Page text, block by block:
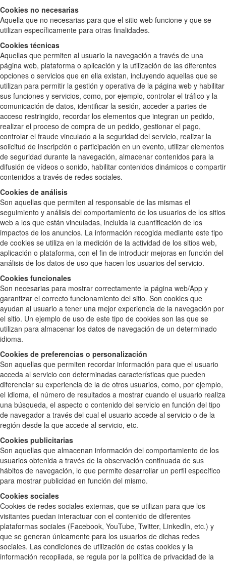
Cookies no necesarias
Aquella que no necesarias para que el sitio web funcione y que se
utilizan específicamente para otras finalidades.
Cookies técnicas
Aquellas que permiten al usuario la navegación a través de una
página web, plataforma o aplicación y la utilización de las diferentes
opciones o servicios que en ella existan, incluyendo aquellas que se
utilizan para permitir la gestión y operativa de la página web y habilitar
sus funciones y servicios, como, por ejemplo, controlar el tráfico y la
comunicación de datos, identificar la sesión, acceder a partes de
acceso restringido, recordar los elementos que integran un pedido,
realizar el proceso de compra de un pedido, gestionar el pago,
controlar el fraude vinculado a la seguridad del servicio, realizar la
solicitud de inscripción o participación en un evento, utilizar elementos
de seguridad durante la navegación, almacenar contenidos para la
difusión de vídeos o sonido, habilitar contenidos dinámicos o compartir
contenidos a través de redes sociales.
Cookies de análisis
Son aquellas que permiten al responsable de las mismas el
seguimiento y análisis del comportamiento de los usuarios de los sitios
web a los que están vinculadas, incluida la cuantificación de los
impactos de los anuncios. La información recogida mediante este tipo
de cookies se utiliza en la medición de la actividad de los sitios web,
aplicación o plataforma, con el fin de introducir mejoras en función del
análisis de los datos de uso que hacen los usuarios del servicio.
Cookies funcionales
Son necesarias para mostrar correctamente la página web/App y
garantizar el correcto funcionamiento del sitio. Son cookies que
ayudan al usuario a tener una mejor experiencia de la navegación por
el sitio. Un ejemplo de uso de este tipo de cookies son las que se
utilizan para almacenar los datos de navegación de un determinado
idioma.
Cookies de preferencias o personalización
Son aquellas que permiten recordar información para que el usuario
acceda al servicio con determinadas características que pueden
diferenciar su experiencia de la de otros usuarios, como, por ejemplo,
el idioma, el número de resultados a mostrar cuando el usuario realiza
una búsqueda, el aspecto o contenido del servicio en función del tipo
de navegador a través del cual el usuario accede al servicio o de la
región desde la que accede al servicio, etc.
Cookies publicitarias
Son aquellas que almacenan información del comportamiento de los
usuarios obtenida a través de la observación continuada de sus
hábitos de navegación, lo que permite desarrollar un perfil específico
para mostrar publicidad en función del mismo.
Cookies sociales
Cookies de redes sociales externas, que se utilizan para que los
visitantes puedan interactuar con el contenido de diferentes
plataformas sociales (Facebook, YouTube, Twitter, LinkedIn, etc.) y
que se generan únicamente para los usuarios de dichas redes
sociales. Las condiciones de utilización de estas cookies y la
información recopilada, se regula por la política de privacidad de la